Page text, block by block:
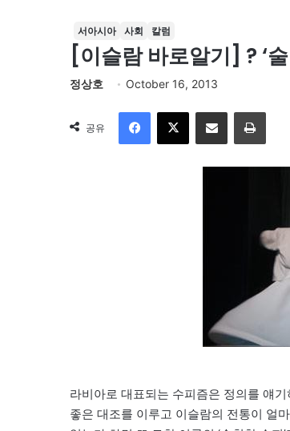
서아시아 사회 칼럼
[이슬람 바로알기] ? ‘
정상호 October 16, 2013
공유
이메일
라비아로 대표되는 수피즘은 정의를 얘
좋은 대조를 이루고 이슬람의 전통이 얼